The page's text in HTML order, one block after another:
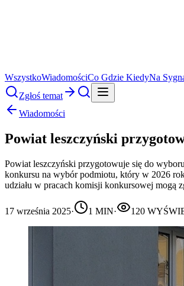
WszystkoWiadomościCo Gdzie KiedyNa
Zgłoś temat
Wiadomości
Powiat leszczyński
Powiat leszczyński przygotowuje się do
konkursu na wybór podmiotu, który w 2026
udziału w pracach komisji konkursowej mogą
17 września 2025· 1 MIN· 120